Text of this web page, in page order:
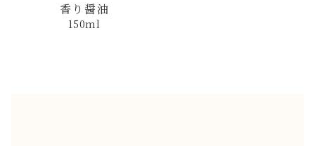
香り醤油
150ml